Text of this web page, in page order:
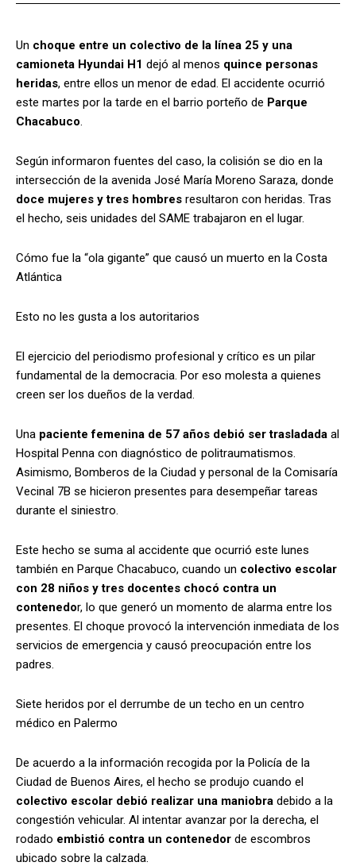
Un choque entre un colectivo de la línea 25 y una
camioneta Hyundai H1 dejó al menos quince personas
heridas, entre ellos un menor de edad. El accidente ocurrió
este martes por la tarde en el barrio porteño de Parque
Chacabuco.
Según informaron fuentes del caso, la colisión se dio en la
intersección de la avenida José María Moreno Saraza, donde
doce mujeres y tres hombres resultaron con heridas. Tras
el hecho, seis unidades del SAME trabajaron en el lugar.
Cómo fue la “ola gigante” que causó un muerto en la Costa
Atlántica
Esto no les gusta a los autoritarios
El ejercicio del periodismo profesional y crítico es un pilar
fundamental de la democracia. Por eso molesta a quienes
creen ser los dueños de la verdad.
Una paciente femenina de 57 años debió ser trasladada al
Hospital Penna con diagnóstico de politraumatismos.
Asimismo, Bomberos de la Ciudad y personal de la Comisaría
Vecinal 7B se hicieron presentes para desempeñar tareas
durante el siniestro.
Este hecho se suma al accidente que ocurrió este lunes
también en Parque Chacabuco, cuando un colectivo escolar
con 28 niños y tres docentes chocó contra un
contenedor, lo que generó un momento de alarma entre los
presentes. El choque provocó la intervención inmediata de los
servicios de emergencia y causó preocupación entre los
padres.
Siete heridos por el derrumbe de un techo en un centro
médico en Palermo
De acuerdo a la información recogida por la Policía de la
Ciudad de Buenos Aires, el hecho se produjo cuando el
colectivo escolar debió realizar una maniobra debido a la
congestión vehicular. Al intentar avanzar por la derecha, el
rodado embistió contra un contenedor de escombros
ubicado sobre la calzada.